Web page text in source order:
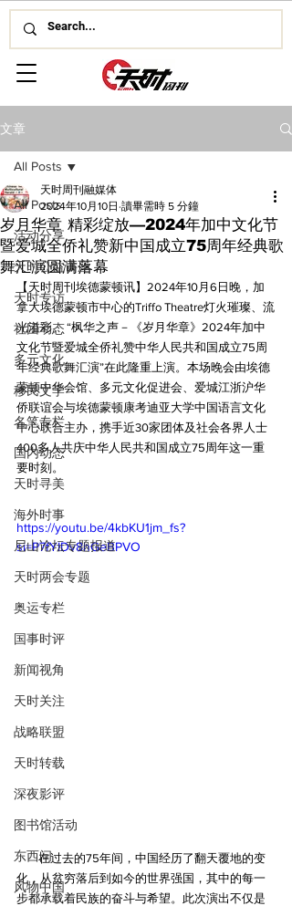
文章
All Posts
活动分享
天时公益讲座
天时专访
社团动态
多元文化
移民文学
名笔专栏
国内动态
天时寻美
海外时事
尼山论坛专题报道
天时两会专题
奥运专栏
国事时评
新闻视角
天时关注
战略联盟
天时转载
深夜影评
图书馆活动
东西问
风物中国
All Posts
岁月华章 精彩绽放—2024年加中文化节
暨爱城全侨礼赞新中国成立75周年经典歌
舞汇演圆满落幕
天时周刊融媒体
2024年10月10日 讀畢需時 5 分鐘
【天时周刊埃德蒙顿讯】2024年10月6日晚，加
拿大埃德蒙顿市中心的Triffo Theatre灯火璀璨、流
光溢彩。 “枫华之声－《岁月华章》2024年加中
文化节暨爱城全侨礼赞中华人民共和国成立75周
年经典歌舞汇演”在此隆重上演。本场晚会由埃德
蒙顿中华会馆、多元文化促进会、爱城江浙沪华
侨联谊会与埃德蒙顿康考迪亚大学中国语言文化
中心联合主办，携手近30家团体及社会各界人士
400多人共庆中华人民共和国成立75周年这一重
要时刻。
https://youtu.be/4kbKU1jm_fs?
si=P7fYIDv8hGeBPVO
        在过去的75年间，中国经历了翻天覆地的变
化，从贫穷落后到如今的世界强国，其中的每一
步都承载着民族的奋斗与希望。此次演出不仅是